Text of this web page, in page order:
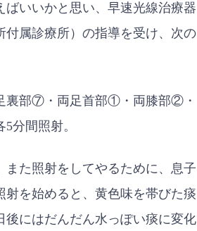
いいかと思い、早速光線治療器
付属診療所）の指導を受け、次の
裏部⑦・両足首部①・両膝部②・
分間照射。
た照射をしてやるために、息子
を始めると、黄色味を帯びた痰
後にはだんだん水っぽい痰に変化